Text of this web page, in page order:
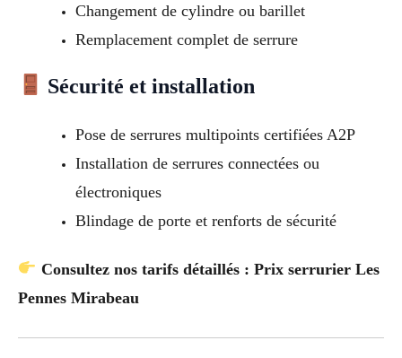
Changement de cylindre ou barillet
Remplacement complet de serrure
Sécurité et installation
Pose de serrures multipoints certifiées A2P
Installation de serrures connectées ou
électroniques
Blindage de porte et renforts de sécurité
Consultez nos tarifs détaillés : Prix serrurier Les
Pennes Mirabeau